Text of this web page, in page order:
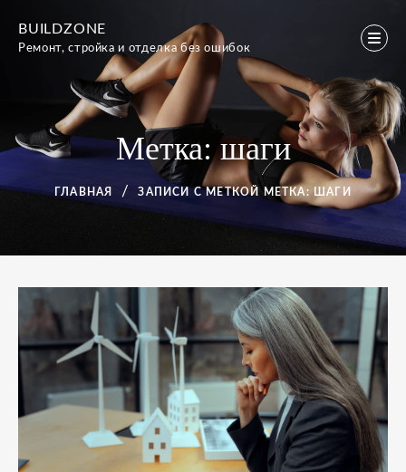
содержимому
BUILDZONE
Ремонт, стройка и отделка без ошибок
Метка:шаги
ГЛАВНАЯ ЗАПИСИ С МЕТКОЙ МЕТКА:ШАГИ
Метка:
шаги